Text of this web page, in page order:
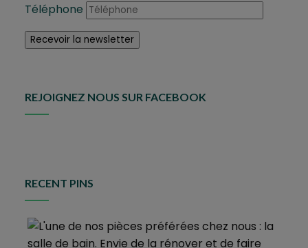
Téléphone
REJOIGNEZ NOUS SUR FACEBOOK
RECENT PINS